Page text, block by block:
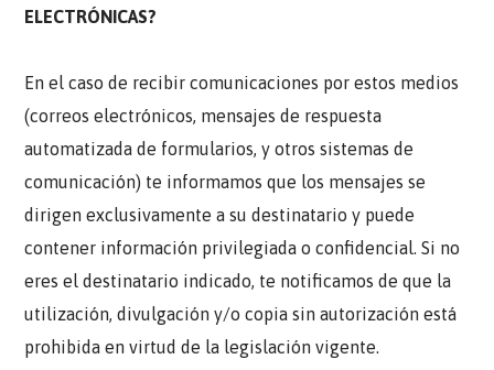
ELECTRÓNICAS?
En el caso de recibir comunicaciones por estos medios
(correos electrónicos, mensajes de respuesta
automatizada de formularios, y otros sistemas de
comunicación) te informamos que los mensajes se
dirigen exclusivamente a su destinatario y puede
contener información privilegiada o confidencial. Si no
eres el destinatario indicado, te notificamos de que la
utilización, divulgación y/o copia sin autorización está
prohibida en virtud de la legislación vigente.